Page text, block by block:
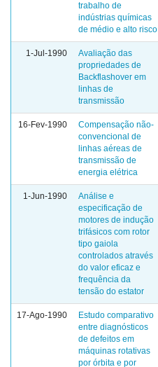
trabalho de
indústrias químicas
de médio e alto risco
1-Jul-1990
Avaliação das
propriedades de
Backflashover em
linhas de
transmissão
16-Fev-1990
Compensação não-
convencional de
linhas aéreas de
transmissão de
energia elétrica
1-Jun-1990
Análise e
especificação de
motores de indução
trifásicos com rotor
tipo gaiola
controlados através
do valor eficaz e
frequência da
tensão do estator
17-Ago-1990
Estudo comparativo
entre diagnósticos
de defeitos em
máquinas rotativas
por órbita e por